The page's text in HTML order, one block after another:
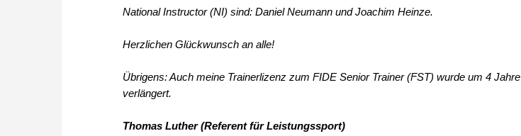
National Instructor (NI) sind: Daniel Neumann und Joachim Heinze.
Herzlichen Glückwunsch an alle!
Übrigens: Auch meine Trainerlizenz zum FIDE Senior Trainer (FST) wurde um 4 Jahre
verlängert.
Thomas Luther (Referent für Leistungssport)